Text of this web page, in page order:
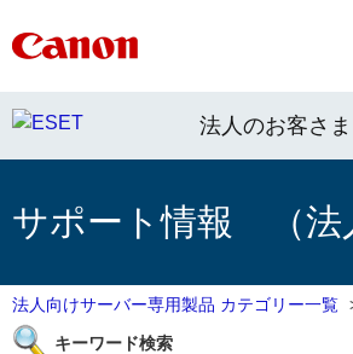
法人のお客さま
サポート情報 （法
法人向けサーバー専用製品 カテゴリー一覧
キーワード検索